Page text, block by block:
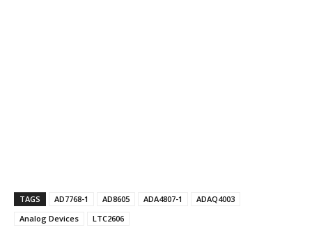
TAGS AD7768-1 AD8605 ADA4807-1
ADAQ4003
Analog Devices
LTC2606